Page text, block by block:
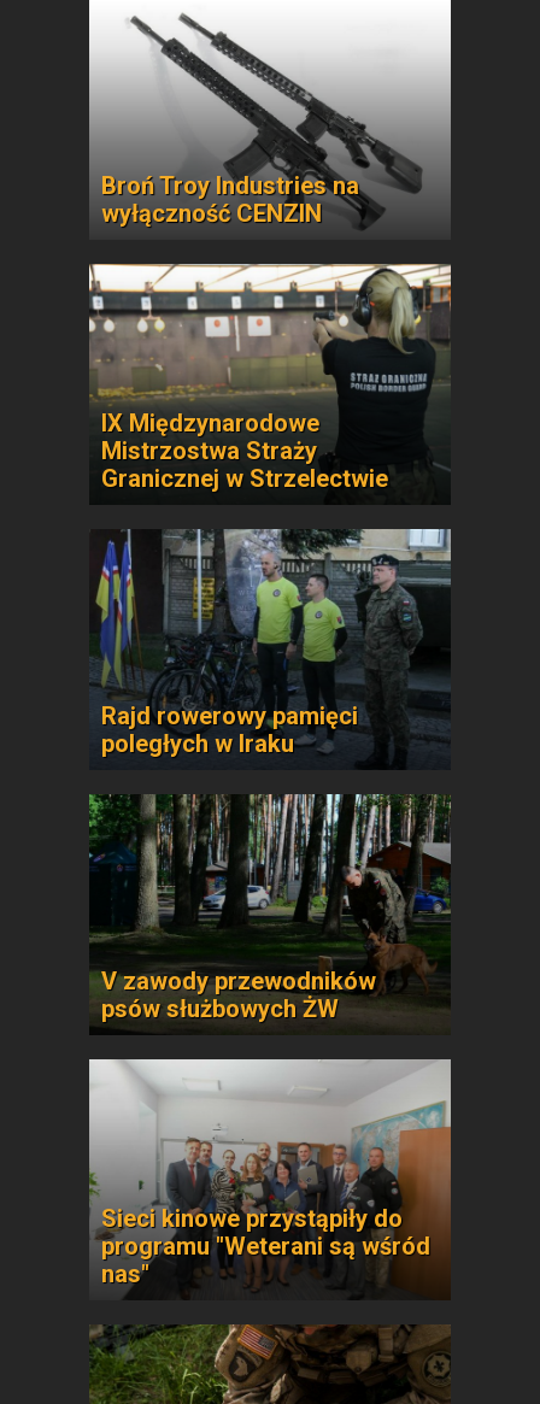
Broń Troy Industries na
wyłączność CENZIN
IX Międzynarodowe
Mistrzostwa Straży
Granicznej w Strzelectwie
Rajd rowerowy pamięci
poległych w Iraku
V zawody przewodników
psów służbowych ŻW
Sieci kinowe przystąpiły do
programu "Weterani są wśród
nas"